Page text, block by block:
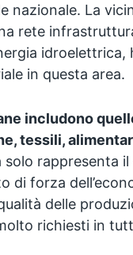
nazionale. La
rete
in questa area.
includono
tessili,
rappresenta il
di forza
delle
richiesti in